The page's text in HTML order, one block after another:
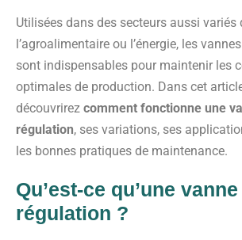
Utilisées dans des secteurs aussi variés
l’agroalimentaire ou l’énergie, les
sont indispensables pour maintenir les
optimales de production. Dans cet
découvrirez comment fonctionne une
régulation, ses variations, ses
les bonnes pratiques de maintenance.
Qu’est-ce qu’une
régulation ?